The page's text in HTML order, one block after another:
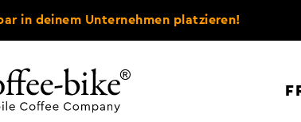
in deinem Unternehmen platzieren!